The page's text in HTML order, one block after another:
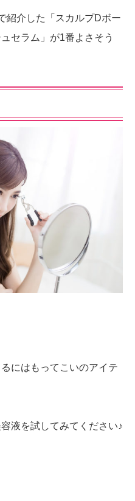
紹介した「スカルプDボー
セラム」が1番よさそう
にはもってこいのアイテ
液を試してみてください♪